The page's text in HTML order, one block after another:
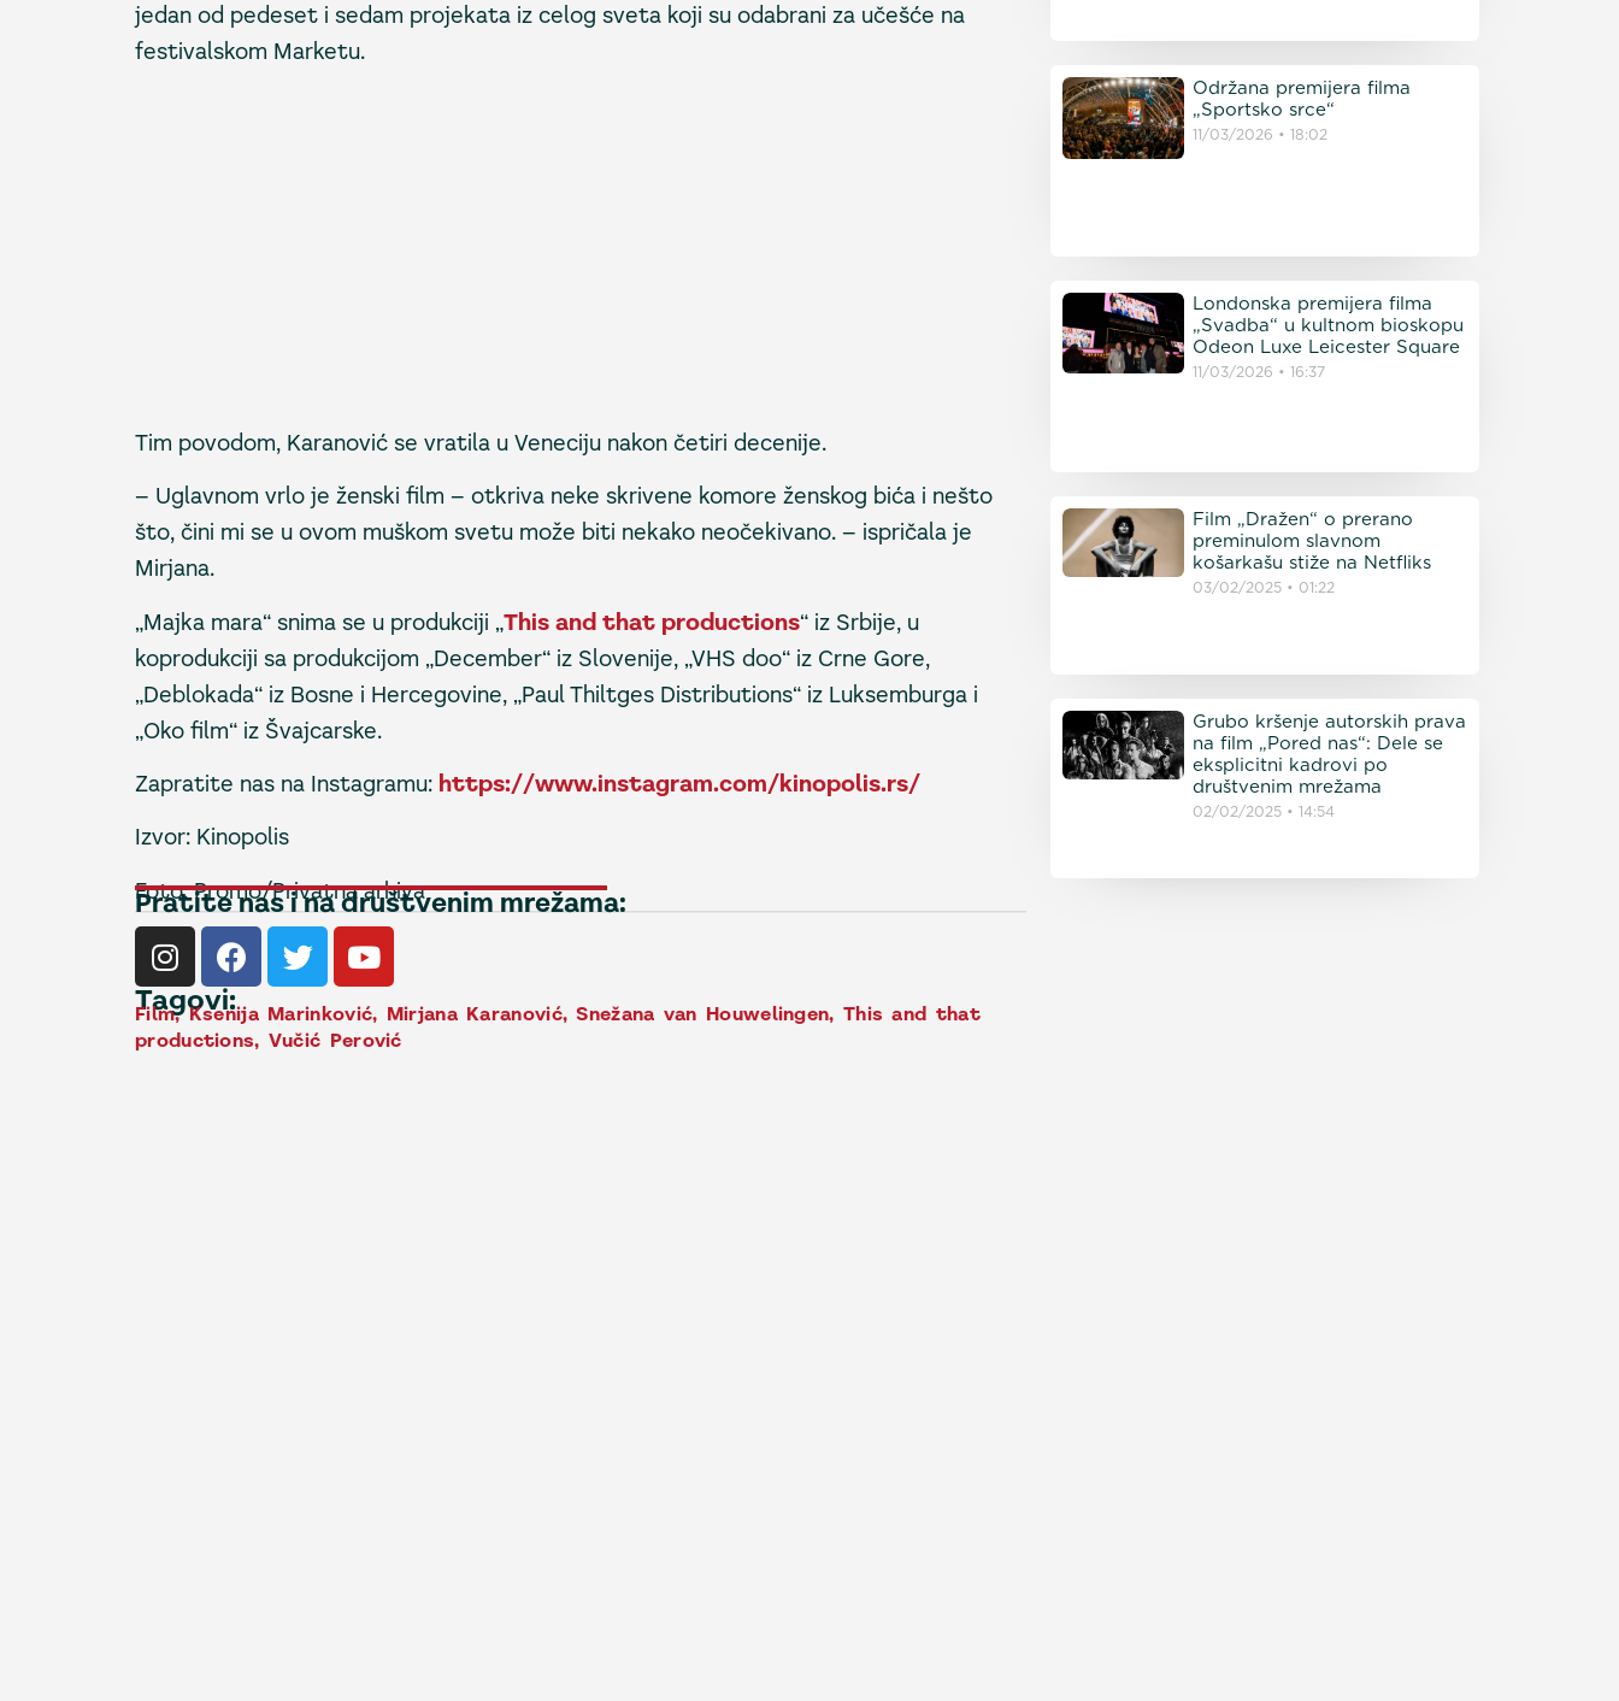
jedan od pedeset i sedam projekata iz celog sveta koji su odabrani za učešće na
festivalskom Marketu.
Tim povodom, Karanović se vratila u Veneciju nakon četiri decenije.
– Uglavnom vrlo je ženski film – otkriva neke skrivene komore ženskog bića i nešto
što, čini mi se u ovom muškom svetu može biti nekako neočekivano. – ispričala je
Mirjana.
„Majka mara“ snima se u produkciji „This and that productions“ iz Srbije, u
koprodukciji sa produkcijom „December“ iz Slovenije, „VHS doo“ iz Crne Gore,
„Deblokada“ iz Bosne i Hercegovine, „Paul Thiltges Distributions“ iz Luksemburga i
„Oko film“ iz Švajcarske.
Zapratite nas na Instagramu: https://www.instagram.com/kinopolis.rs/
Izvor: Kinopolis
Foto: Promo/Privatna arhiva
Pratite nas i na društvenim mrežama:
Tagovi:
Film,Ksenija Marinković, Mirjana Karanović,Snežana van Houwelingen, This and that
productions, Vučić Perović
Održana premijera filma
„Sportsko srce“
11/03/2026 18:02
Londonska premijera filma
„Svadba“ u kultnom bioskopu
Odeon Luxe Leicester Square
11/03/2026 16:37
Film „Dražen“ o prerano
preminulom slavnom
košarkašu stiže na Netfliks
03/02/2025 01:22
Grubo kršenje autorskih prava
na film „Pored nas“: Dele se
eksplicitni kadrovi po
društvenim mrežama
02/02/2025 14:54